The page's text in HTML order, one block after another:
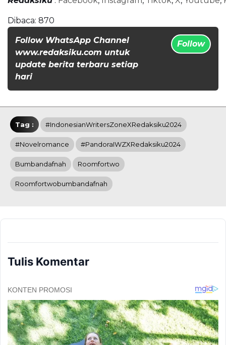
Dibaca: 870
Follow WhatsApp Channel
www.redaksiku.com untuk
update berita terbaru setiap
hari
Follow
Tag : #IndonesianWritersZoneXRedaksiku2024
#novelromance #PandoraIWZXRedaksiku2024
Bumbandafnah Roomfortwo
Roomfortwobumbandafnah
Tulis Komentar